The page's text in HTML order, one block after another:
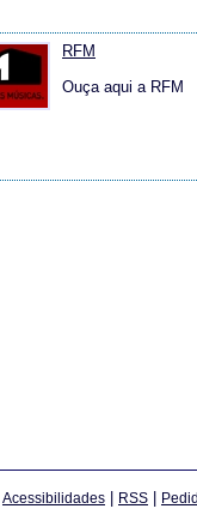
RFM
Ouça aqui a RFM
Acessibilidades RSS